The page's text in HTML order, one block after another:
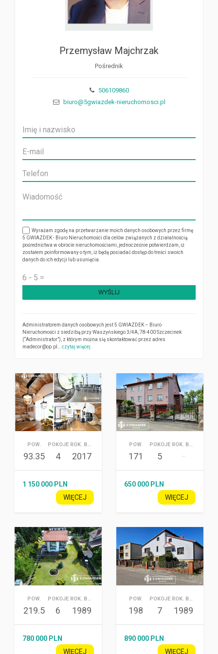
Przemysław Majchrzak
Pośrednik
506109860
biuro@5gwiazdek-nieruchomosci.pl
Wyrażam zgodę na przetwarzanie moich danych osobowych przez firmę
5 GWIAZDEK - Biuro Nieruchomości dla celów związanych z działalnością
pośrednictwa w obrocie nieruchomościami, jednocześnie potwierdzam, iż
zostałem poinformowany o tym, iż będę posiadać dostęp do treści swoich
danych do ich edycji lub usunięcia.
WYŚLIJ
Administratorem danych osobowych jest 5 GWIAZDEK – Biuro
Nieruchomości z siedzibą przy Waszyńskiego 3/4A, 78-400 Szczecinek
(“Administrator”), z którym można się skontaktować przez adres
madecor@op.pl… czytaj więcej
POW.
93.35
POKOJE
4
ROK. BUD.
2017
1 150 000 PLN
WIĘCEJ
POW.
171
POKOJE
5
ROK. BUD.
–
650 000 PLN
WIĘCEJ
POW.
219.5
POKOJE
6
ROK. BUD.
1989
780 000 PLN
WIĘCEJ
POW.
198
POKOJE
7
ROK. BUD.
1989
890 000 PLN
WIĘCEJ